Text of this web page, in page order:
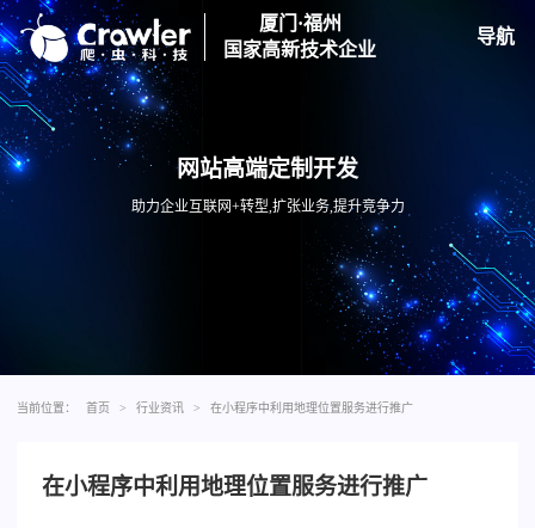
厦门·福州
国家高新技术企业
导航
网站高端定制开发
助力企业互联网+转型,扩张业务,提升竞争力
当前位置： 首页 > 行业资讯 > 在小程序中利用地理位置服务进行推广
在小程序中利用地理位置服务进行推广